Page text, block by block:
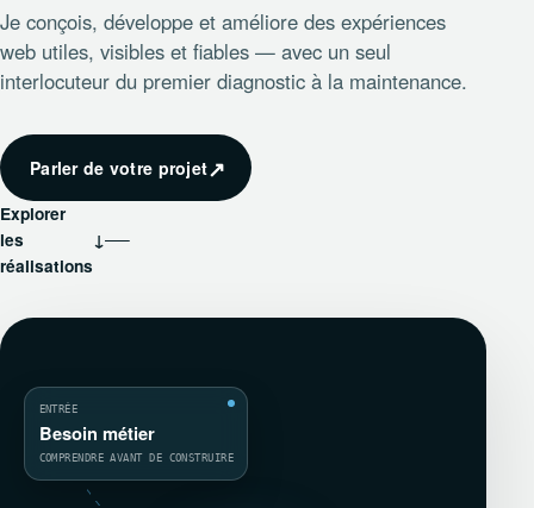
Je conçois, développe et améliore des expériences
web utiles, visibles et fiables — avec un seul
interlocuteur du premier diagnostic à la maintenance.
Parler de votre projet↗
Explorer
les
réalisations
↓
ENTRÉE
Besoin métier
COMPRENDRE AVANT DE CONSTRUIRE